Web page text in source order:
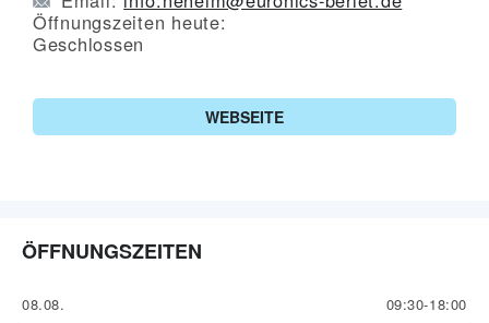
Öffnungszeiten heute:
Geschlossen
WEBSEITE
ÖFFNUNGSZEITEN
08.08.
09:30-18:00